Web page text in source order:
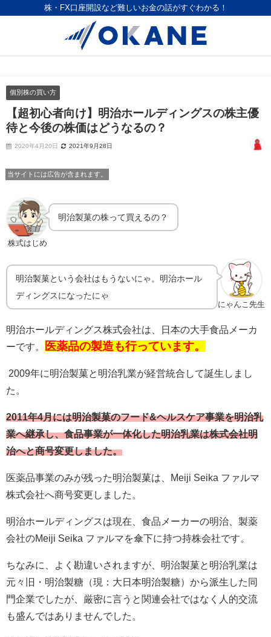
株・FX口座開設など難しいお金の話がすぐわかる！
個別株の買い方
【超初心者向け】明治ホールディングスの株主優
待と今後の株価はどうなるの？
2020年4月20日 2021年9月28日
当サイトには広告が含まれます。
株式はじめ
明治製菓の株って買えるの？
にゃんこ先生
明治製菓という会社はもうないにゃ。明治ホール
ディングスになったにゃ
明治ホールディングス株式会社は、日本の大手食品メーカ
ーです。
医薬品の製造も行っています。
2009年に明治製菓と明治乳業が経営統合して誕生しまし
た。
2011年4月には明治製菓のフード&ヘルスケア事業を明治乳
業へ継承し、食品事業が一体化した明治乳業は株式会社明
治へと商号変更しました。
医薬品事業のみが残った明治製菓は、 Meiji Seika ファルマ
株式会社へ商号変更しました。
明治ホールディングスは現在、食品メーカーの明治、製薬
会社のMeiji Seika ファルマを傘下に持つ持株会社です。
ちなみに、よく勘違いされますが、明治製菓と明治乳業は
元々旧・明治製糖（現：大日本明治製糖）から派生した同
門企業でしたが、厳密に言うと関連会社ではなく人的交流
も盛んではありませんでした。